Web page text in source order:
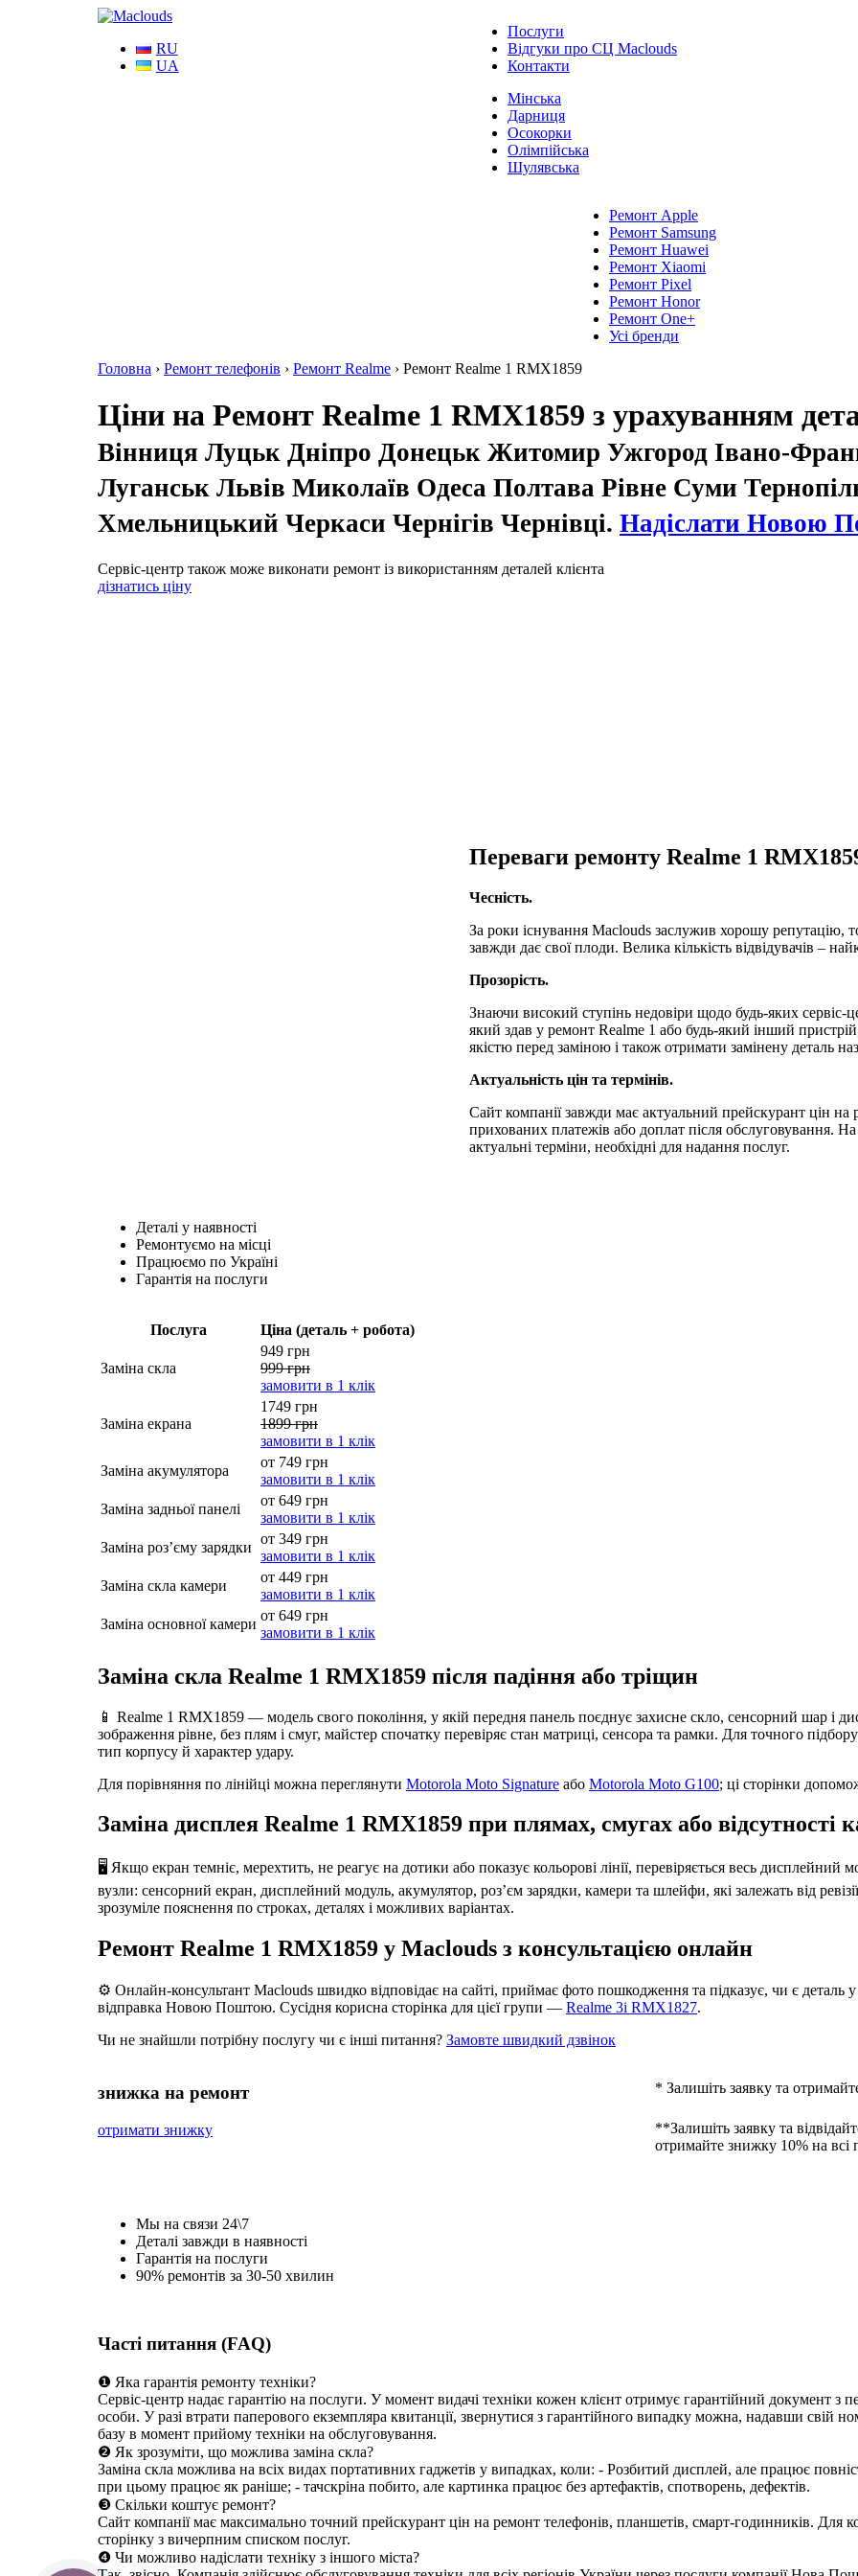
RU
UA
Послуги
Відгуки про СЦ Maclouds
Контакти
Мінська
Дарниця
Осокорки
Олімпійська
Шулявська
Ремонт Apple
Ремонт Samsung
Ремонт Huawei
Ремонт Xiaomi
Ремонт Pixel
Ремонт Honor
Ремонт One+
Усі бренди
Головна › Ремонт телефонів › Ремонт Realme › Ремонт Realme 1 RMX1859
Ціни на Ремонт Realme 1 RMX1859 з урахуванням
Вінниця Луцьк Дніпро Донецьк Житомир Ужгород Івано-
Луганськ Львів Миколаїв Одеса Полтава Рівне Суми
Хмельницький Черкаси Чернігів Чернівці. Надіслати Новою
Сервіс-центр також може виконати ремонт із використанням деталей клієнта
дізнатись ціну
Переваги ремонту Realme 1
Чесність.
За роки існування Maclouds заслужив хорошу репутацію,
завжди дає свої плоди. Велика кількість відвідувачів –
Прозорість.
Знаючи високий ступінь недовіри щодо будь-яких
який здав у ремонт Realme 1 або будь-який інший
якістю перед заміною і також отримати замінену деталь
Актуальність цін та термінів.
Сайт компанії завжди має актуальний прейскурант цін на
прихованих платежів або доплат після обслуговування.
актуальні терміни, необхідні для надання послуг.
Деталі у наявності
Ремонтуємо на місці
Працюємо по Україні
Гарантія на послуги
Послуга Ціна (деталь + робота)
Заміна скла
949 грн
999 грн
замовити в 1 клік
Заміна екрана
1749 грн
1899 грн
замовити в 1 клік
Заміна акумулятора
от 749 грн
замовити в 1 клік
Заміна задньої панелі
от 649 грн
замовити в 1 клік
Заміна роз’єму зарядки
от 349 грн
замовити в 1 клік
Заміна скла камери
от 449 грн
замовити в 1 клік
Заміна основної камери
от 649 грн
замовити в 1 клік
Заміна скла Realme 1 RMX1859 після падіння або тріщин
📱 Realme 1 RMX1859 — модель свого покоління, у якій передня панель поєднує захисне скло, сенсорний шар і
зображення рівне, без плям і смуг, майстер спочатку перевіряє стан матриці, сенсора та рамки. Для точного
тип корпусу й характер удару.
Для порівняння по лінійці можна переглянути Motorola Moto Signature або Motorola Moto G100; ці сторінки
Заміна дисплея Realme 1 RMX1859 при плямах, смугах або відсутності
🖥️ Якщо екран темніє, мерехтить, не реагує на дотики або показує кольорові лінії, перевіряється весь дисплейний
вузли: сенсорний екран, дисплейний модуль, акумулятор, роз’єм зарядки, камери та шлейфи, які залежать від
зрозуміле пояснення по строках, деталях і можливих варіантах.
Ремонт Realme 1 RMX1859 у Maclouds з консультацією онлайн
⚙️ Онлайн-консультант Maclouds швидко відповідає на сайті, приймає фото пошкодження та підказує, чи є деталь у
відправка Новою Поштою. Сусідня корисна сторінка для цієї групи — Realme 3i RMX1827.
Чи не знайшли потрібну послугу чи є інші питання? Замовте швидкий дзвінок
знижка на ремонт
отримати знижку
* Залишіть заявку та
**Залишіть заявку та
отримайте знижку 10% на всі
Мы на связи 24\7
Деталі завжди в наявності
Гарантія на послуги
90% ремонтів за 30-50 хвилин
Часті питання (FAQ)
❶ Яка гарантія ремонту техніки?
Сервіс-центр надає гарантію на послуги. У момент видачі техніки кожен клієнт отримує гарантійний документ з
особи. У разі втрати паперового екземпляра квитанції, звернутися з гарантійного випадку можна, надавши свій
базу в момент прийому техніки на обслуговування.
❷ Як зрозуміти, що можлива заміна скла?
Заміна скла можлива на всіх видах портативних гаджетів у випадках, коли: - Розбитий дисплей, але працює
при цьому працює як раніше; - тачскріна побито, але картинка працює без артефактів, спотворень, дефектів.
❸ Скільки коштує ремонт?
Сайт компанії має максимально точний прейскурант цін на ремонт телефонів, планшетів, смарт-годинників. Для
сторінку з вичерпним списком послуг.
❹ Чи можливо надіслати техніку з іншого міста?